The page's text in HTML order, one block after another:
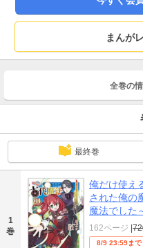
まんが
全巻の
最終巻
1
巻
俺だけ使え
された俺の
魔法でした
162ページ |
8/9 23:59まで